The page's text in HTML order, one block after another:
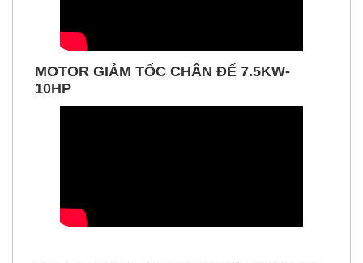
MOTOR GIẢM TỐC CHÂN ĐẾ 7.5KW-
10HP